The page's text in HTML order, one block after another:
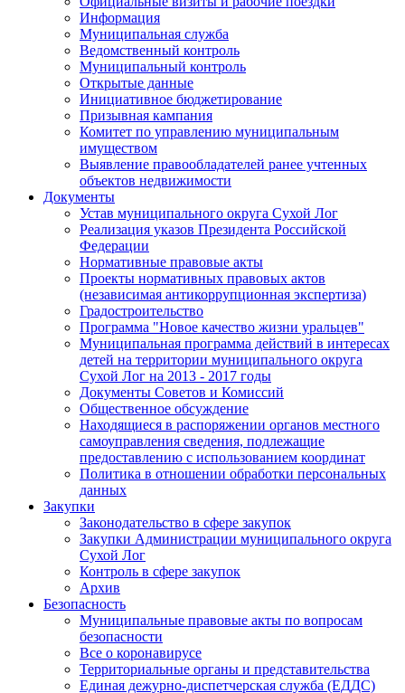
Информация
Муниципальная служба
Ведомственный контроль
Муниципальный контроль
Открытые данные
Инициативное бюджетирование
Призывная кампания
Комитет по управлению муниципальным
имуществом
Выявление правообладателей ранее учтенных
объектов недвижимости
Документы
Устав муниципального округа Сухой Лог
Реализация указов Президента Российской
Федерации
Нормативные правовые акты
Проекты нормативных правовых актов
(независимая антикоррупционная экспертиза)
Градостроительство
Программа "Новое качество жизни уральцев"
Муниципальная программа действий в интересах
детей на территории муниципального округа
Сухой Лог на 2013 - 2017 годы
Документы Советов и Комиссий
Общественное обсуждение
Находящиеся в распоряжении органов местного
самоуправления сведения, подлежащие
предоставлению с использованием координат
Политика в отношении обработки персональных
данных
Закупки
Законодательство в сфере закупок
Закупки Администрации муниципального округа
Сухой Лог
Контроль в сфере закупок
Архив
Безопасность
Муниципальные правовые акты по вопросам
безопасности
Все о коронавирусе
Территориальные органы и представительства
Единая дежурно-диспетчерская служба (ЕДДС)